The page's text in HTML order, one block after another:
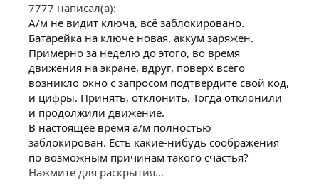
7777 написал(а):
А/м не видит ключа, всё заблокировано.
Батарейка на ключе новая, аккум заряжен.
Примерно за неделю до этого, во время
движения на экране, вдруг, поверх всего
возникло окно с запросом подтвердите свой код,
и цифры. Принять, отклонить. Тогда отклонили
и продолжили движение.
В настоящее время а/м полностью
заблокирован. Есть какие-нибудь соображения
по возможным причинам такого счастья?
Нажмите для раскрытия...